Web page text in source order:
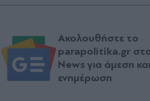
Ακολουθήστε το
parapolitika.gr
News για άμεση
ενημέρωση